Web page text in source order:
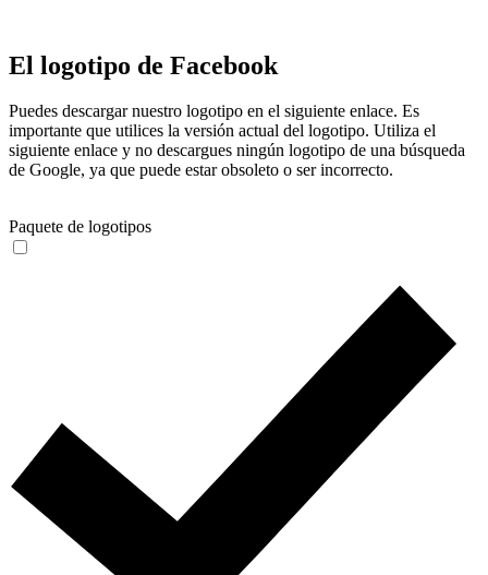
El logotipo de Facebook
Puedes descargar nuestro logotipo en el siguiente enlace. Es
importante que utilices la versión actual del logotipo. Utiliza el
siguiente enlace y no descargues ningún logotipo de una búsqueda
de Google, ya que puede estar obsoleto o ser incorrecto.
Paquete de logotipos